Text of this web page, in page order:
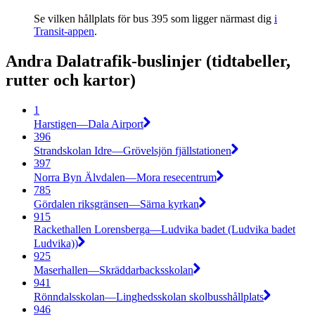
Se vilken hållplats för bus 395 som ligger närmast dig i
Transit-appen.
Andra Dalatrafik-buslinjer (tidtabeller,
rutter och kartor)
1
Harstigen—Dala Airport
396
Strandskolan Idre—Grövelsjön fjällstationen
397
Norra Byn Älvdalen—Mora resecentrum
785
Gördalen riksgränsen—Särna kyrkan
915
Rackethallen Lorensberga—Ludvika badet (Ludvika badet
Ludvika))
925
Maserhallen—Skräddarbacksskolan
941
Rönndalsskolan—Linghedsskolan skolbusshållplats
946